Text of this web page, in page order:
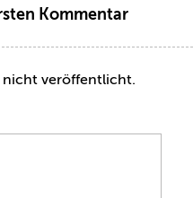
Kommentar
nicht veröffentlicht.